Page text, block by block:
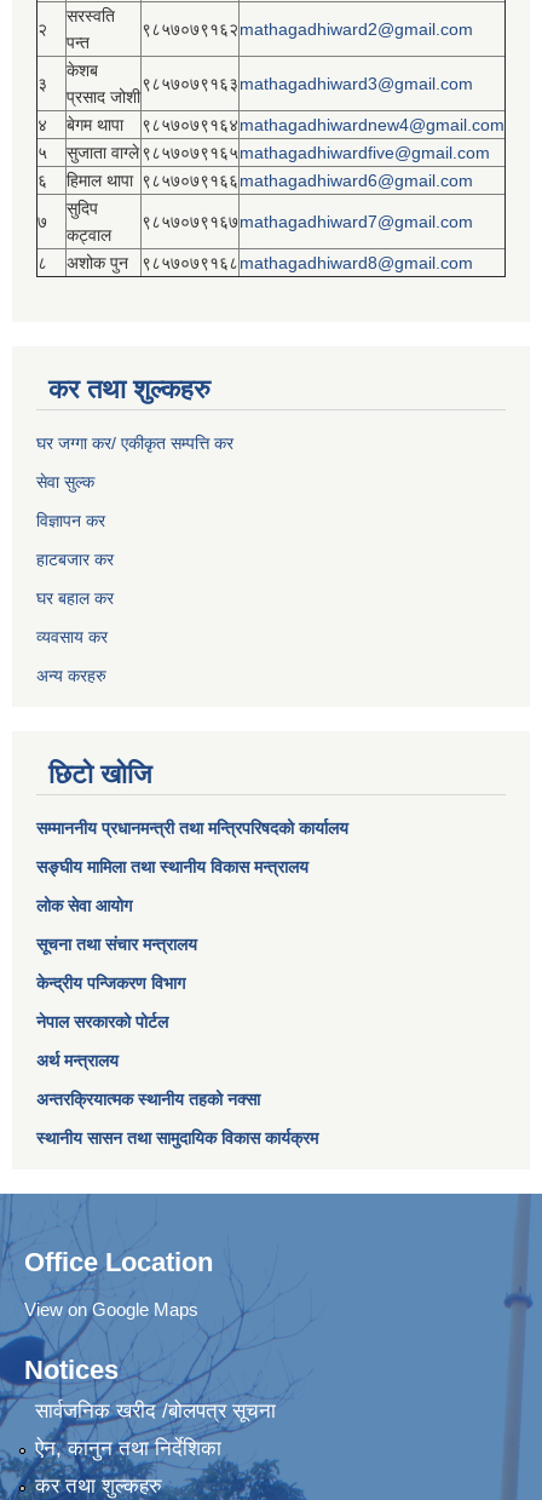
२
सरस्वति
पन्त
९८५७०७९१६२mathagadhiward2@gmail.com
३
केशब
प्रसाद जोशी
९८५७०७९१६३mathagadhiward3@gmail.com
४ बेगम थापा ९८५७०७९१६४mathagadhiwardnew4@gmail.com
५
सुजाता वाग्ले९८५७०७९१६५mathagadhiwardfive@gmail.com
६
हिमाल थापा ९८५७०७९१६६mathagadhiward6@gmail.com
७
सुदिप
कट्वाल
९८५७०७९१६७mathagadhiward7@gmail.com
८ अशोक पुन ९८५७०७९१६८mathagadhiward8@gmail.com
कर तथा शुल्कहरु
घर जग्गा कर/ एकीकृत सम्पत्ति कर
सेवा सुल्क
विज्ञापन कर
हाटबजार कर
घर बहाल कर
व्यवसाय कर
अन्य करहरु
छिटो खोजि
सम्माननीय प्रधानमन्त्री तथा मन्त्रिपरिषद‌को कार्यालय
सङ्घीय मामिला तथा स्थानीय विकास मन्त्रालय
लोक सेवा आयोग
सूचना तथा संचार मन्त्रालय
केन्द्रीय पन्जिकरण विभाग
नेपाल सरकारको पोर्टल
अर्थ मन्त्रालय
अन्तरक्रियात्मक स्थानीय तहको नक्सा
स्थानीय सासन तथा सामुदायिक विकास कार्यक्रम
Office Location
View on Google Maps
Notices
सार्वजनिक खरीद /बोलपत्र सूचना
ऐन, कानुन तथा निर्देशिका
कर तथा शुल्कहरु